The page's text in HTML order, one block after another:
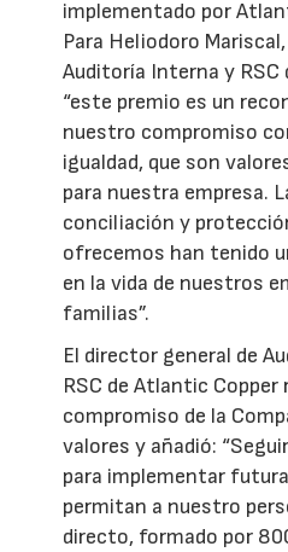
implementado por
Para Heliodoro
Auditoría Interna y RSC
“este premio es un
nuestro compromiso
igualdad, que son
para nuestra empresa.
conciliación y
ofrecemos han tenido
en la vida de nuestros
familias”.
El director general de
RSC de Atlantic Copper
compromiso de la
valores y añadió:
para implementar
permitan a nuestro
directo, formado por